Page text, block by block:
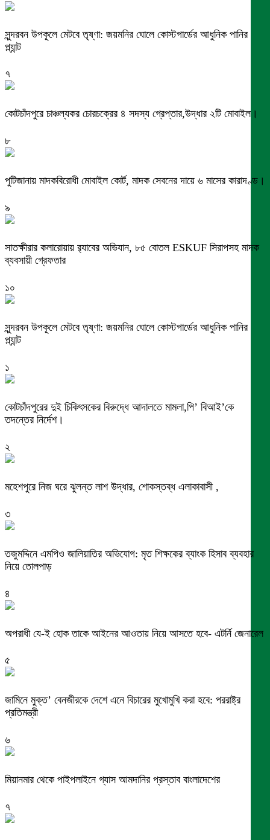
সুন্দরবন উপকূলে মেটবে তৃষ্ণা: জয়মনির ঘোলে কোস্টগার্ডের আধুনিক পানির
প্ল্যান্ট
৭
কোটচাঁদপুরে চাঞ্চল্যকর চোরচক্রের ৪ সদস্য গ্রেপ্তার,উদ্ধার ২টি মোবাইল।
৮
পুটিজানায় মাদকবিরোধী মোবাইল কোর্ট, মাদক সেবনের দায়ে ৬ মাসের কারাদণ্ড।
৯
সাতক্ষীরার কলারোয়ায় র‍্যাবের অভিযান, ৮৫ বোতল ESKUF সিরাপসহ মাদক
ব্যবসায়ী গ্রেফতার
১০
সুন্দরবন উপকূলে মেটবে তৃষ্ণা: জয়মনির ঘোলে কোস্টগার্ডের আধুনিক পানির
প্ল্যান্ট
১
কোটচাঁদপুরের দুই চিকিৎসকের বিরুদ্ধে আদালতে মামলা,পি’ বিআই’কে
তদন্তের নির্দেশ।
২
মহেশপুরে নিজ ঘরে ঝুলন্ত লাশ উদ্ধার, শোকস্তব্ধ এলাকাবাসী ,
৩
তজুমদ্দিনে এমপিও জালিয়াতির অভিযোগ: মৃত শিক্ষকের ব্যাংক হিসাব ব্যবহার
নিয়ে তোলপাড়
৪
অপরাধী যে-ই হোক তাকে আইনের আওতায় নিয়ে আসতে হবে- এটর্নি জেনারেল
৫
জামিনে মুক্ত’ বেনজীরকে দেশে এনে বিচারের মুখোমুখি করা হবে: পররাষ্ট্র
প্রতিমন্ত্রী
৬
মিয়ানমার থেকে পাইপলাইনে গ্যাস আমদানির প্রস্তাব বাংলাদেশের
৭